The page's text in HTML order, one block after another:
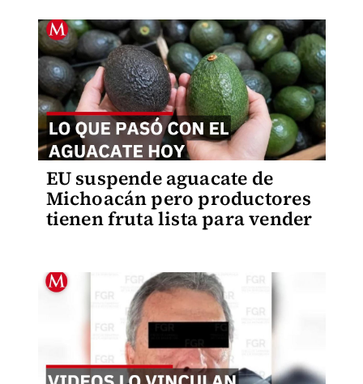
EU suspende aguacate de
Michoacán pero productores
tienen fruta lista para vender